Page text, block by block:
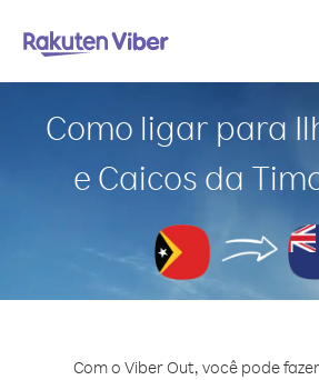
Como ligar para
e Caicos da
Com o Viber Out, você pode